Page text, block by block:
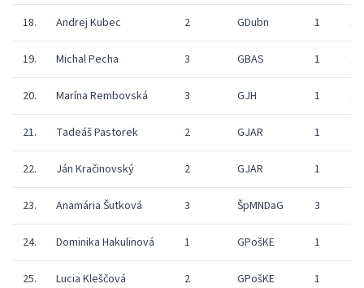
18. Andrej Kubec 2 GDubn 1 12
19. Michal Pecha 3 GBAS 1 17
20. Marína Rembovská 3 GJH 1 13
21. Tadeáš Pastorek 2 GJAR 1
22. Ján Kračinovský 2 GJAR 1
23. Anamária Šutková 3 ŠpMNDaG 3
24. Dominika Hakulinová 1 GPošKE 1
25. Lucia Kleščová 2 GPošKE 1